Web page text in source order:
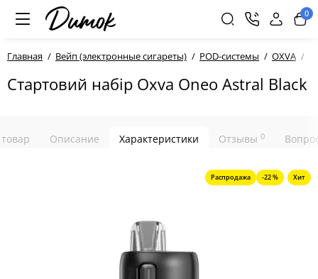
0
Главная Вейп (электронные сигареты) POD-системы OXVA
Стартовий набір Oxva Oneo Astral Black
Описание Характеристики Отзывы 0
Распродажа -22 % Хит